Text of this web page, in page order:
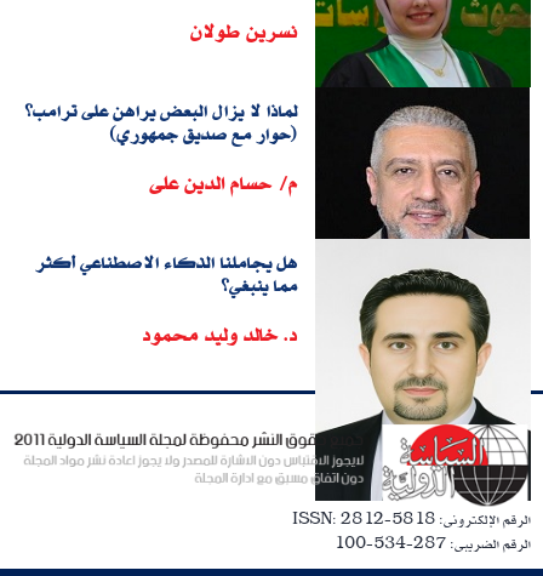
نسرين طولان
لماذا لا يزال البعض يراهن على ترامب؟
(حوار مع صديق جمهوري)
م/ حسام الدين على
هل يجاملنا الذكاء الاصطناعي أكثر
مما ينبغي؟
د. خالد وليد محمود
الرقم الإلكترونى: ISSN: 2812-5818
الرقم الضريبى: 287-534-100